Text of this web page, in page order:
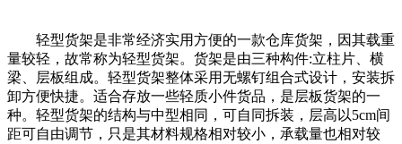
轻型货架是非常经济实用方便的一款仓库货架，因其载重
量较轻，故常称为轻型货架。货架是由三种构件:立柱片、横
梁、层板组成。轻型货架整体采用无螺钉组合式设计，安装拆
卸方便快捷。适合存放一些轻质小件货品，是层板货架的一
种。轻型货架的结构与中型相同，可自同拆装，层高以5cm间
距可自由调节，只是其材料规格相对较小，承载量也相对较